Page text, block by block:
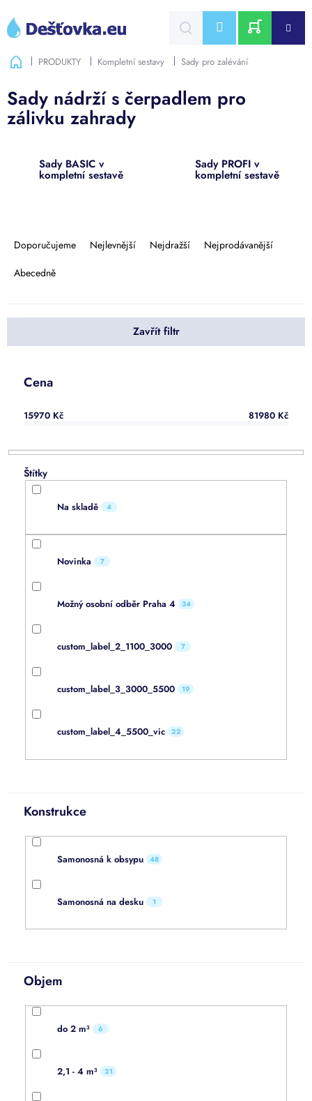
obsah
CZK
NÁKUPNÍ
DomůPRODUKTY Kompletní sestavy Sady pro zalévání
Sady nádrží s čerpadlem pro
zálivku zahrady
Sady BASIC v
kompletní sestavě
Sady PROFI v
kompletní sestavě
p
o
Doporučujeme Nejlevnější Nejdražší
Nejprodávanější
Abecedně
Zavřít filtr
Cena
15970 Kč 81980 Kč
Na skladě 4
Novinka 7
Možný osobní odběr Praha 4 34
custom_label_2_1100_3000 7
custom_label_3_3000_5500 19
custom_label_4_5500_vic 22
Konstrukce
Samonosná k obsypu 48
Samonosná na desku 1
Objem
do 2 m³ 6
2,1 - 4 m³ 21